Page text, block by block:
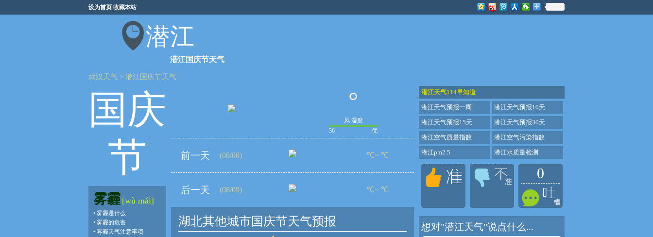
设为首页 收藏本站
潜江
潜江国庆节天气
武汉天气 > 潜江国庆节天气
国庆
节
雾霾 [wù mái]
• 雾霾是什么
• 雾霾的危害
• 雾霾天气注意事项
°
风 湿度
36
优
前一天 (08/08) ℃~ ℃
后一天 (08/09) ℃~ ℃
湖北其他城市国庆节天气预报
潜江天气114早知道
潜江天气预报一周 潜江天气预报10天
潜江天气预报15天 潜江天气预报30天
潜江空气质量指数 潜江空气污染指数
潜江pm2.5 潜江水质量检测
0
想对"潜江天气"说点什么...